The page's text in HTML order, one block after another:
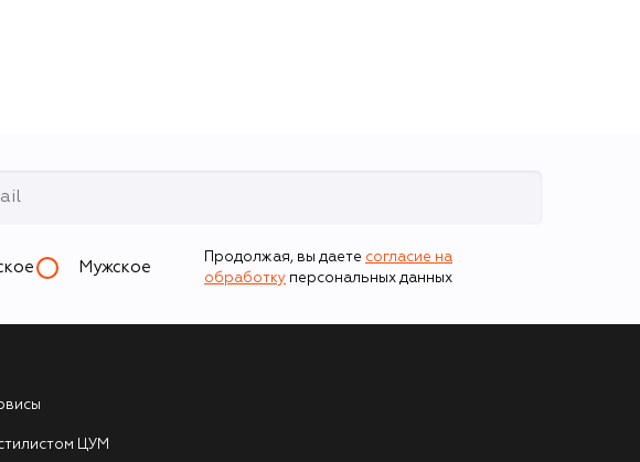
Мужское
Продолжая, вы даете согласие на
обработку персональных данных
ЦУМ